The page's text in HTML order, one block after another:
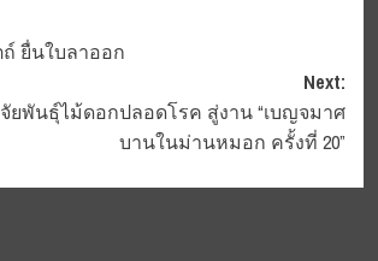
ยื่นใบลาออก
Next:
ยพันธุ์ไม้ดอกปลอดโรค สู่งาน “เบญจมาศ
บานในม่านหมอก ครั้งที่ 20”